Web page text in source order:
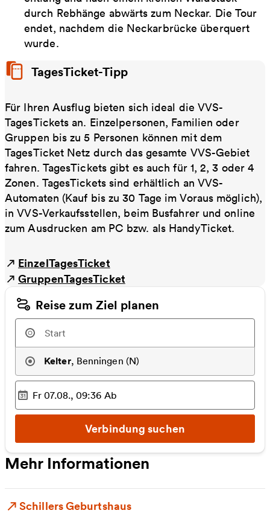
durch Rebhänge abwärts zum Neckar. Die Tour
endet, nachdem die Neckarbrücke überquert
wurde.
TagesTicket-Tipp
Für Ihren Ausflug bieten sich ideal die VVS-
TagesTickets an. Einzelpersonen, Familien oder
Gruppen bis zu 5 Personen können mit dem
TagesTicket Netz durch das gesamte VVS-Gebiet
fahren. TagesTickets gibt es auch für 1, 2, 3 oder 4
Zonen. TagesTickets sind erhältlich an VVS-
Automaten (Kauf bis zu 30 Tage im Voraus möglich),
in VVS-Verkaufsstellen, beim Busfahrer und online
zum Ausdrucken am PC bzw. als HandyTicket.
EinzelTagesTicket
GruppenTagesTicket
Reise zum Ziel planen
Kelter, Benningen (N)
Ausgewählter Zeitpunkt
Fr 07.08., 09:36 Ab
Verbindung suchen
Mehr Informationen
Schillers Geburtshaus